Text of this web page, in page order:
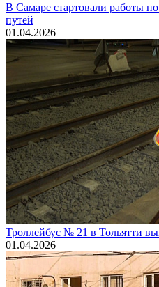
В Самаре стартовали работы
путей
01.04.2026
Троллейбус № 21 в Тольятти
01.04.2026